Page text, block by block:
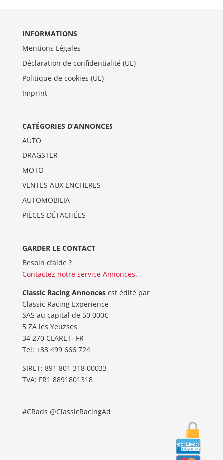
INFORMATIONS
Mentions Légales
Déclaration de confidentialité (UE)
Politique de cookies (UE)
Imprint
CATÉGORIES D’ANNONCES
AUTO
DRAGSTER
MOTO
VENTES AUX ENCHERES
AUTOMOBILIA
PIÈCES DÉTACHÉES
GARDER LE CONTACT
Besoin d’aide ?
Contactez notre service Annonces.
Classic Racing Annoncesest édité par
Classic Racing Experience
SAS au capital de 50 000€
5 ZA les Yeuzses
34 270 CLARET -FR-
Tel: ‭+33 499 666 724‬
SIRET: 891 801 318 00033
TVA: FR1 8891801318
#CRads @ClassicRacingAd